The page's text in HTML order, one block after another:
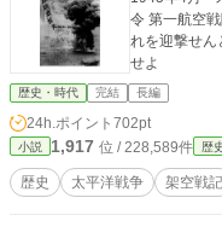
令 第一航空
れを迎撃せ
せよ
歴史・時代 完結 長編
24h.ポイント 702pt
小説 1,917 位 / 228,589件 歴
歴史 太平洋戦争 架空戦記